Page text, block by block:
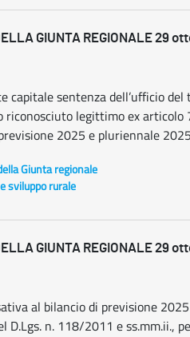
GIUNTA REGIONALE 29
capitale sentenza dell’ufficio
riconosciuto legittimo ex articolo
2025 e pluriennale
Giunta regionale
sviluppo rurale
GIUNTA REGIONALE 29
al bilancio di previsione
D.Lgs. n. 118/2011 e ss.mm.ii.,